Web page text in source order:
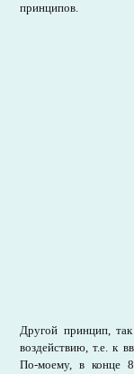
принципов.
Другой принцип, так
воздействию, т.е. к
По-моему, в конце